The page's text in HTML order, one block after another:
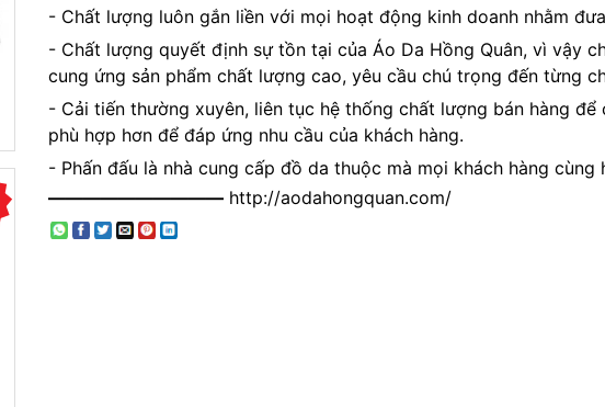
- Chất lượng luôn gắn liền với mọi hoạt động kinh doanh nhằm
- Chất lượng quyết định sự tồn tại của Áo Da Hồng Quân, vì vậy
cung ứng sản phẩm chất lượng cao, yêu cầu chú trọng đến từng
- Cải tiến thường xuyên, liên tục hệ thống chất lượng bán hàng
phù hợp hơn để đáp ứng nhu cầu của khách hàng.
- Phấn đấu là nhà cung cấp đồ da thuộc mà mọi khách hàng cùng
——————————http://aodahongquan.com/